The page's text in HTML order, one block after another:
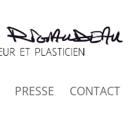
PRESSE CONTACT